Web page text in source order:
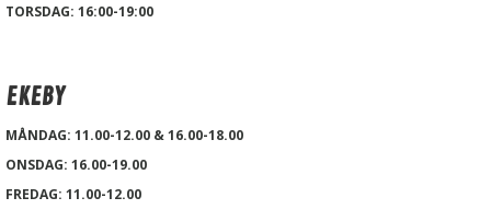
TORSDAG: 16:00-19:00
EKEBY
MÅNDAG: 11.00-12.00 & 16.00-18.00
ONSDAG: 16.00-19.00
FREDAG: 11.00-12.00